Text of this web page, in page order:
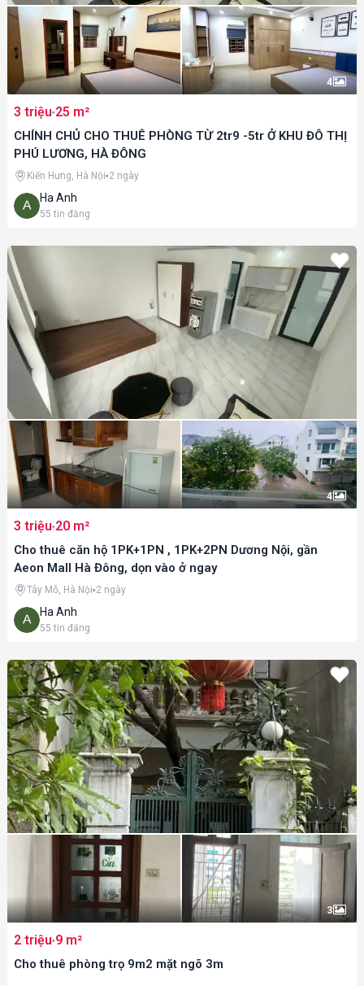
4
3 triệu 25 m²
CHÍNH CHỦ CHO THUÊ PHÒNG TỪ 2tr9 -5tr Ở KHU ĐÔ THỊ
PHÚ LƯƠNG, HÀ ĐÔNG
Ha Anh
55 tin đăng
Kiến Hưng, Hà Nội 2 ngày
4
3 triệu 20 m²
Cho thuê căn hộ 1PK+1PN , 1PK+2PN Dương Nội, gần
Aeon Mall Hà Đông, dọn vào ở ngay
Ha Anh
55 tin đăng
Tây Mỗ, Hà Nội 2 ngày
3
2 triệu 9 m²
Cho thuê phòng trọ 9m2 mặt ngõ 3m